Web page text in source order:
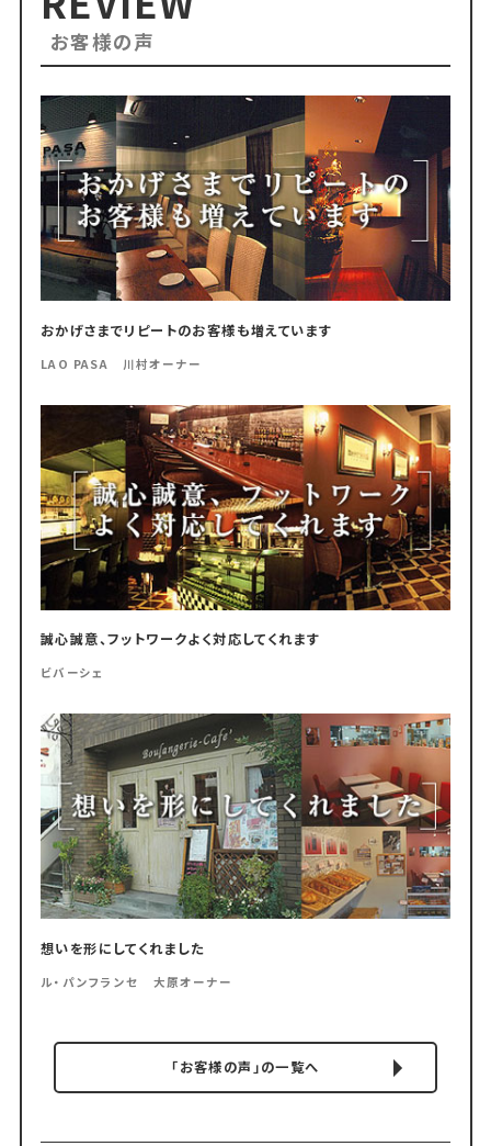
お客様の声
おかげさまでリピートのお客様も増えています
LAO PASA 川村オーナー
誠心誠意、フットワークよく対応してくれます
ビバーシェ
想いを形にしてくれました
ル・パンフランセ 大原オーナー
「お客様の声」の一覧へ